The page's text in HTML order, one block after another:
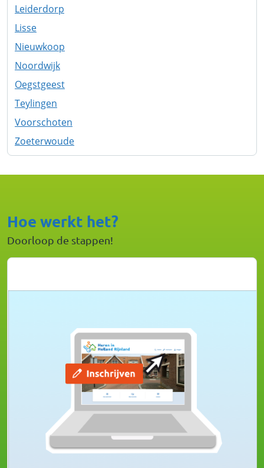
Leiderdorp
Lisse
Nieuwkoop
Noordwijk
Oegstgeest
Teylingen
Voorschoten
Zoeterwoude
Hoe werkt het?
Doorloop de stappen!